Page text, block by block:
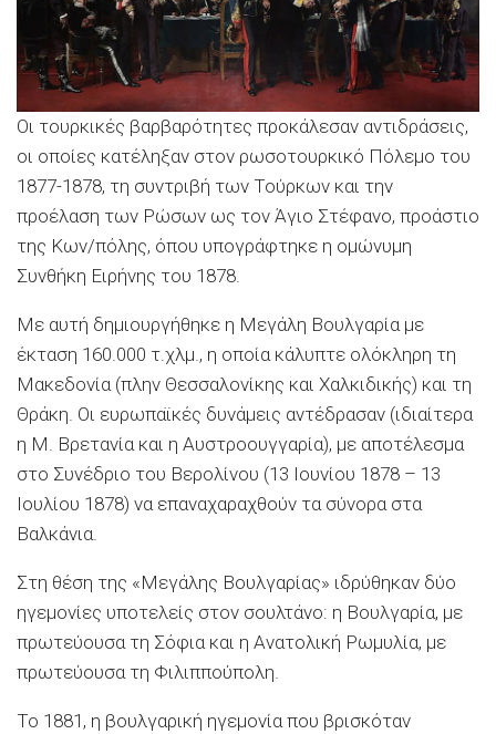
Οι τουρκικές βαρβαρότητες προκάλεσαν αντιδράσεις,
οι οποίες κατέληξαν στον ρωσοτουρκικό Πόλεμο του
1877-1878, τη συντριβή των Τούρκων και την
προέλαση των Ρώσων ως τον Άγιο Στέφανο, προάστιο
της Κων/πόλης, όπου υπογράφτηκε η ομώνυμη
Συνθήκη Ειρήνης του 1878.
Με αυτή δημιουργήθηκε η Μεγάλη Βουλγαρία με
έκταση 160.000 τ.χλμ., η οποία κάλυπτε ολόκληρη τη
Μακεδονία (πλην Θεσσαλονίκης και Χαλκιδικής) και τη
Θράκη. Οι ευρωπαϊκές δυνάμεις αντέδρασαν (ιδιαίτερα
η Μ. Βρετανία και η Αυστροουγγαρία), με αποτέλεσμα
στο Συνέδριο του Βερολίνου (13 Ιουνίου 1878 – 13
Ιουλίου 1878) να επαναχαραχθούν τα σύνορα στα
Βαλκάνια.
Στη θέση της «Μεγάλης Βουλγαρίας» ιδρύθηκαν δύο
ηγεμονίες υποτελείς στον σουλτάνο: η Βουλγαρία, με
πρωτεύουσα τη Σόφια και η Ανατολική Ρωμυλία, με
πρωτεύουσα τη Φιλιππούπολη.
Το 1881, η βουλγαρική ηγεμονία που βρισκόταν